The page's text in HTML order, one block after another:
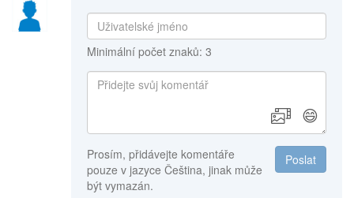
Minimální počet znaků: 3
😄
Poslat
Prosím, přidávejte komentáře
pouze v jazyce Čeština, jinak může
být vymazán.